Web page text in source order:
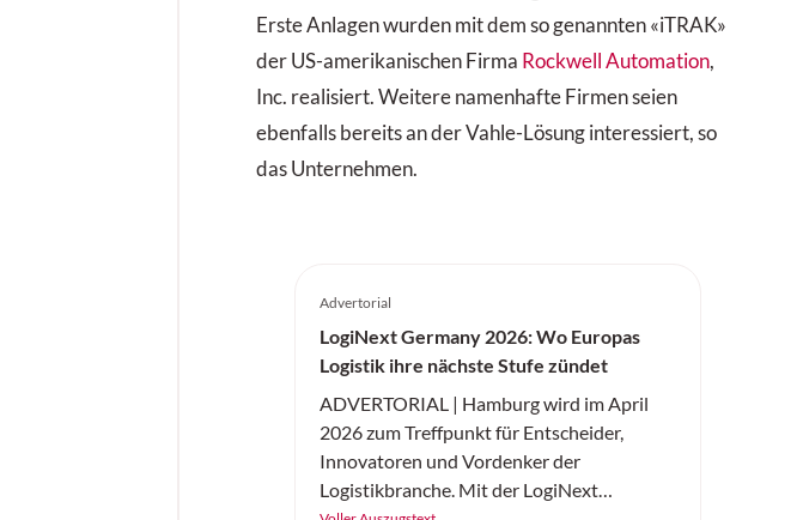
Erste Anlagen wurden mit dem so genannten «iTRAK»
der US-amerikanischen Firma Rockwell Automation,
Inc. realisiert. Weitere namenhafte Firmen seien
ebenfalls bereits an der Vahle-Lösung interessiert, so
das Unternehmen.
Advertorial
LogiNext Germany 2026: Wo Europas
Logistik ihre nächste Stufe zündet
ADVERTORIAL | Hamburg wird im April
2026 zum Treffpunkt für Entscheider,
Innovatoren und Vordenker der
Logistikbranche. Mit der LogiNext